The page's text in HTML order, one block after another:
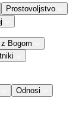
Prostovoljstvo
Bogom
Odnosi